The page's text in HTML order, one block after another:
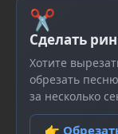
✂
Сделать
Хотите
обрезать
за несколько
👉